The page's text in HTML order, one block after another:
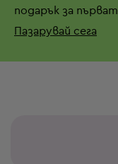
подарък за
Пазарувай сега